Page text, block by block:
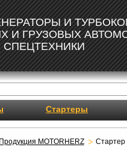
И
И ГРУЗОВЫХ
СПЕЦТЕХНИКИ
Стартеры
Продукция MOTORHERZ Стартер